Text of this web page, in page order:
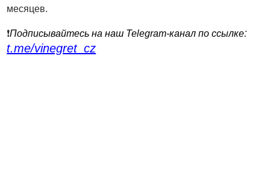
месяцев.
❗️Подписывайтесь на наш Telegram-канал по ссылке:
t.me/vinegret_cz